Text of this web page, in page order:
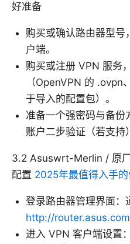
好准备
购买或确认路由器型
户端。
购买或注册 VPN 服务
（OpenVPN 的
于导入的配置包）。
准备一个强密码与备份
账户二步验证（若支持
3.2 Asuswrt-Merlin / 原
配置 2025年最值得入手
登录路由器管理界面：
http://router.asus.com
进入 VPN 客户端设置